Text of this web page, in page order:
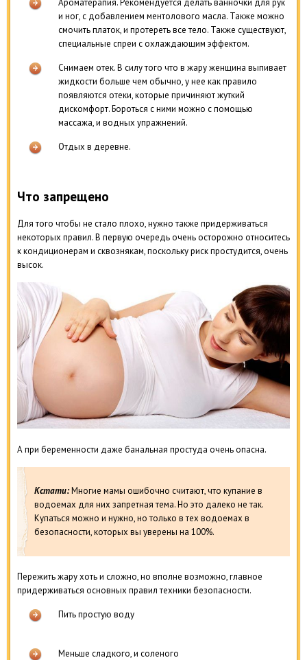
и ног, с добавлением ментолового масла. Также можно
смочить платок, и протереть все тело. Также существуют,
специальные спреи с охлаждающим эффектом.
Снимаем отек. В силу того что в жару женщина выпивает
жидкости больше чем обычно, у нее как правило
появляются отеки, которые причиняют жуткий
дискомфорт. Бороться с ними можно с помощью
массажа, и водных упражнений.
Отдых в деревне.
Что запрещено
Для того чтобы не стало плохо, нужно также придерживаться
некоторых правил. В первую очередь очень осторожно относитесь
к кондиционерам и сквознякам, поскольку риск простудится, очень
высок.
А при беременности даже банальная простуда очень опасна.
Кстати:Многие мамы ошибочно считают, что купание в
водоемах для них запретная тема. Но это далеко не так.
Купаться можно и нужно, но только в тех водоемах в
безопасности, которых вы уверены на 100%.
Пережить жару хоть и сложно, но вполне возможно, главное
придерживаться основных правил техники безопасности.
Пить простую воду
Меньше сладкого, и соленого